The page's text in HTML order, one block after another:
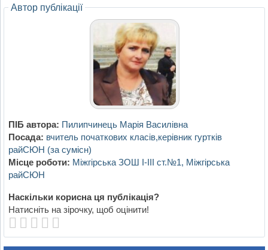
Автор публікації
ПІБ автора: Пилипчинець Марія Василівна
Посада: вчитель початкових класів,керівник гуртків
райСЮН (за сумісн)
Місце роботи: Міжгірська ЗОШ I-III ст.№1, Міжгірська
райСЮН
Наскільки корисна ця публікація?
Натисніть на зірочку, щоб оцінити!